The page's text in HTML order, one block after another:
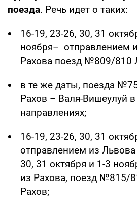
поезда. Речь идет о таких:
16-19, 23-26, 30, 31
ноября– отправлением
Рахова поезд №809/810
в те же даты, поезда
Рахов – Валя-Вишеулуй
направлениях;
16-19, 23-26, 30, 31
отправлением из
30, 31 октября и 1-3
из Рахова, поезд №815/
Рахов;